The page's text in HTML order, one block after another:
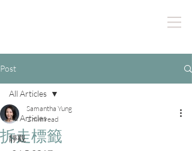
Post
All Articles
靜觀
All Articles
拆走標籤
Samantha Yung
1 min read